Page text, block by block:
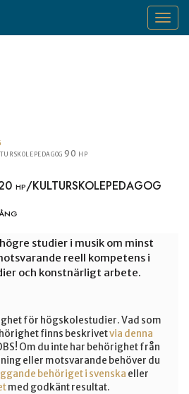
Toggle
90 hp
hp/KULTURSKOLEPEDAGOG
studier i musik om minst
reell kompetens i
och konstnärligt arbete.
för högskolestudier. Vad som
finns beskrivetvia denna
Om du inte har behörighet från
eller motsvarande behöver du
behöriget i svenska eller
med godkänt resultat.